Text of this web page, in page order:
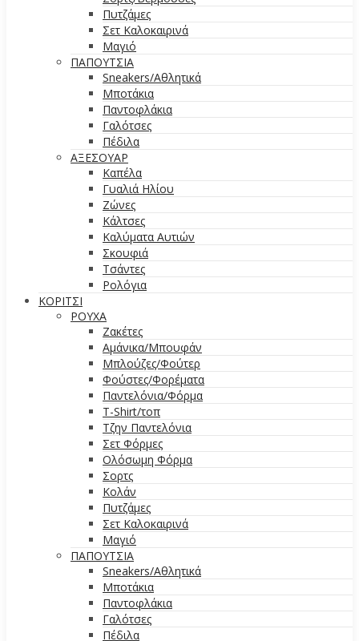
Πυτζάμες
Σετ Καλοκαιρινά
Μαγιό
ΠΑΠΟΥΤΣΙΑ
Sneakers/Aθλητικά
Μποτάκια
Παντοφλάκια
Γαλότσες
Πέδιλα
ΑΞΕΣΟΥΑΡ
Καπέλα
Γυαλιά Ηλίου
Ζώνες
Κάλτσες
Καλύματα Αυτιών
Σκουφιά
Τσάντες
Ρολόγια
ΚΟΡΙΤΣΙ
ΡΟΥΧΑ
Ζακέτες
Αμάνικα/Μπουφάν
Μπλούζες/Φούτερ
Φούστες/Φορέματα
Παντελόνια/Φόρμα
T-Shirt/τοπ
Τζην Παντελόνια
Σετ Φόρμες
Ολόσωμη Φόρμα
Σορτς
Κολάν
Πυτζάμες
Σετ Καλοκαιρινά
Μαγιό
ΠΑΠΟΥΤΣΙΑ
Sneakers/Αθλητικά
Μποτάκια
Παντοφλάκια
Γαλότσες
Πέδιλα